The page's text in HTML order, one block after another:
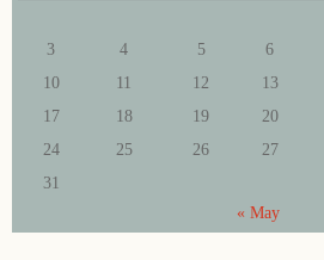
3
4 5 6
10
11 12 13
17
18 19 20
24
25 26 27
31
« May